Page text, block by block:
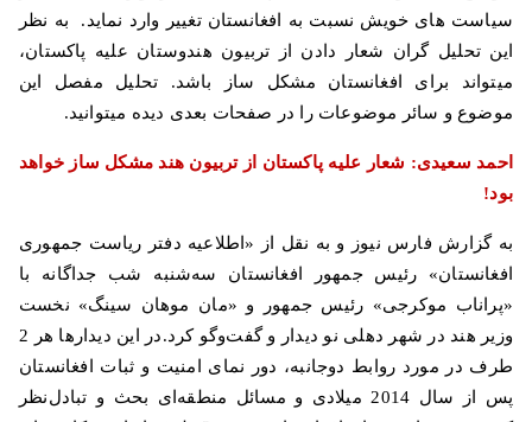
سیاست های خویش نسبت به افغانستان تغییر وارد نماید. به نظر
این تحلیل گران شعار دادن از تربیون هندوستان علیه پاكستان،
میتواند برای افغانستان مشكل ساز باشد. تحلیل مفصل این
موضوع و سائر موضوعات را در صفحات بعدی دیده میتوانید.
احمد سعیدی: شعار علیه پاكستان از تربیون هند مشكل ساز خواهد
بود!
به گزارش فارس نیوز و به نقل از «اطلاعیه دفتر ریاست جمهوری
افغانستان» رئیس جمهور افغانستان سه‌شنبه شب جداگانه با
«پراناب موکرجی» رئیس جمهور و «مان موهان سینگ» نخست
وزیر هند در شهر دهلی نو دیدار و گفت‌وگو کرد.در این دیدارها هر 2
طرف در مورد روابط دوجانبه، دور نمای امنیت و ثبات افغانستان
پس از سال 2014 میلادی و مسائل منطقه‌ای بحث و تبادل‌نظر